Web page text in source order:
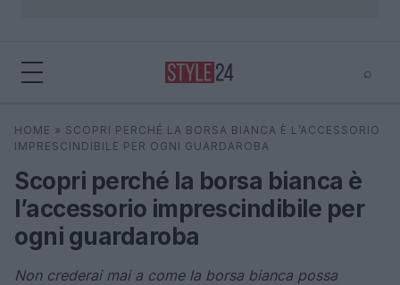
⌕
Cerca ⌕ ×
HOME » SCOPRI PERCHÉ LA BORSA BIANCA È L’ACCESSORIO
IMPRESCINDIBILE PER OGNI GUARDAROBA
Scopri perché la borsa bianca è
l’accessorio imprescindibile per
ogni guardaroba
Non crederai mai a come la borsa bianca possa